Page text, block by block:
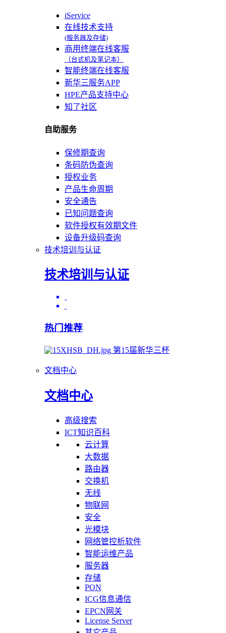
iService
在线技术支持
(服务器及存储)
商用终端在线客服
（台式机及笔记本）
智能终端在线客服
新华三服务APP
HPE产品支持中心
知了社区
自助服务
保修期查询
条码防伪查询
授权业务
产品生命周期
安全通告
已知问题查询
软件授权有效期文件
设备升级码查询
技术培训与认证
技术培训与认证
热门推荐
第15届新华三杯
文档中心
文档中心
高级搜索
ICT知识百科
云计算
大数据
路由器
交换机
无线
物联网
安全
光模块
网络管控析软件
智能运维产品
服务器
存储
PON
ICG信息通信
EPCN网关
License Server